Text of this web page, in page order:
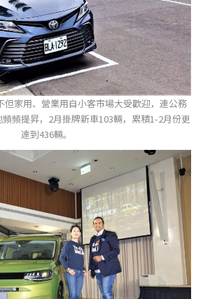
但家用、營業用自小客市場大受歡迎，連公務
頻提昇，2月掛牌新車103輛，累積1-2月份更
達到436輛。